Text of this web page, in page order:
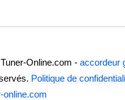
Online.com - accordeur
Politique de
online.com